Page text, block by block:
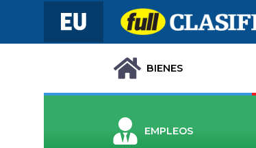
BIENES
EMPLEOS